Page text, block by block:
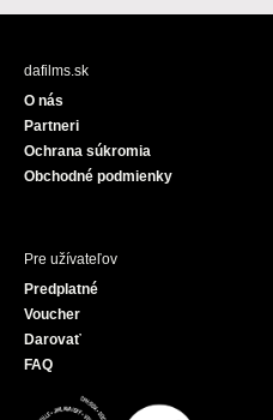
c
dafilms.sk
O nás
Partneri
Ochrana súkromia
Obchodné podmienky
Pre užívateľov
Predplatné
Voucher
Darovať
FAQ